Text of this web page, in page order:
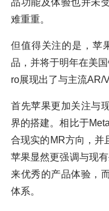
难重重。
但值得关注的是，苹
品，并将于明年在美
ro展现出了与主流AR/
首先苹果更加关注与
界的搭建。相比于
合现实的MR方向，并
苹果显然更强调与现
来优秀的产品体验，
体系。